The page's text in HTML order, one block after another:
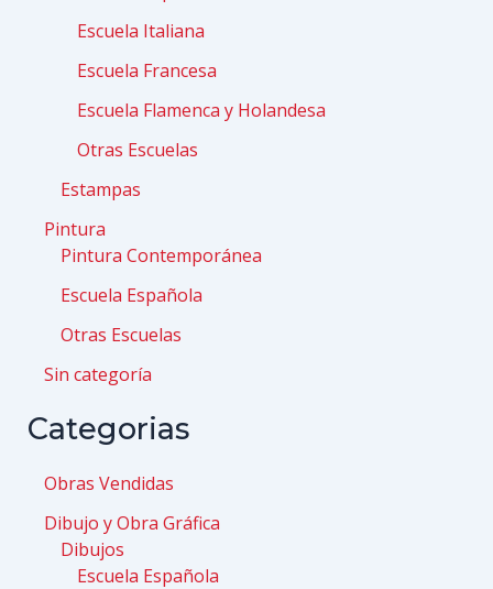
Escuela Italiana
Escuela Francesa
Escuela Flamenca y Holandesa
Otras Escuelas
Estampas
Pintura
Pintura Contemporánea
Escuela Española
Otras Escuelas
Sin categoría
Categorias
Obras Vendidas
Dibujo y Obra Gráfica
Dibujos
Escuela Española